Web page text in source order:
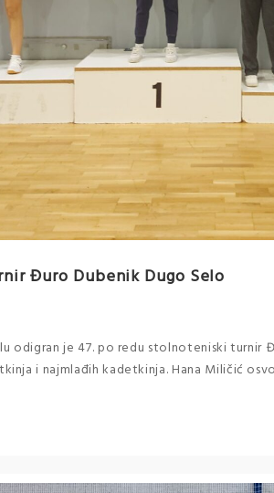
Đuro Dubenik Dugo Selo
odigran je 47. po redu stolnoteniski
i najmlađih kadetkinja. Hana Miličić